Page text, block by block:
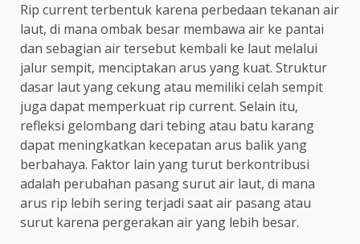
Rip current terbentuk karena perbedaan tekanan air
laut, di mana ombak besar membawa air ke pantai
dan sebagian air tersebut kembali ke laut melalui
jalur sempit, menciptakan arus yang kuat. Struktur
dasar laut yang cekung atau memiliki celah sempit
juga dapat memperkuat rip current. Selain itu,
refleksi gelombang dari tebing atau batu karang
dapat meningkatkan kecepatan arus balik yang
berbahaya. Faktor lain yang turut berkontribusi
adalah perubahan pasang surut air laut, di mana
arus rip lebih sering terjadi saat air pasang atau
surut karena pergerakan air yang lebih besar.